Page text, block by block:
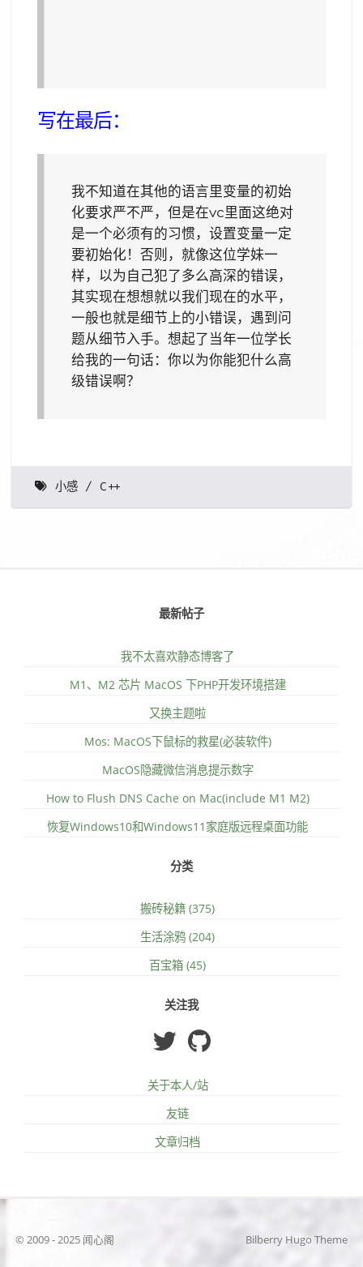
写在最后：
我不知道在其他的语言里变量的初始
化要求严不严，但是在vc里面这绝对
是一个必须有的习惯，设置变量一定
要初始化！否则，就像这位学妹一
样，以为自己犯了多么高深的错误，
其实现在想想就以我们现在的水平，
一般也就是细节上的小错误，遇到问
题从细节入手。想起了当年一位学长
给我的一句话：你以为你能犯什么高
级错误啊？
小感 C++
最新帖子
我不太喜欢静态博客了
M1、M2 芯片 MacOS 下PHP开发环境搭建
又换主题啦
Mos: MacOS下鼠标的救星(必装软件)
MacOS隐藏微信消息提示数字
How to Flush DNS Cache on Mac(include M1 M2)
恢复Windows10和Windows11家庭版远程桌面功能
分类
搬砖秘籍 (375)
生活涂鸦 (204)
百宝箱 (45)
关注我
关于本人/站
友链
文章归档
© 2009 - 2025 闻心阁 Bilberry Hugo Theme